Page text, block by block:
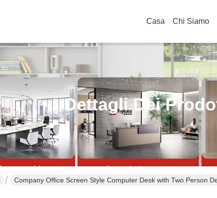
Casa Chi Siamo
Dettagli Dei
Company Office Screen Style Computer Desk with Two Person